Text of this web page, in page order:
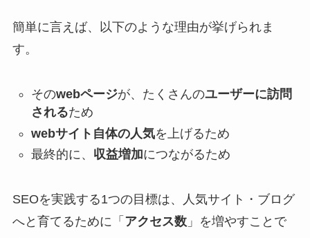
簡単に言えば、以下のような理由が挙げられま
す。
そのwebページが、たくさんのユーザーに訪問
されるため
webサイト自体の人気を上げるため
最終的に、 収益増加につながるため
SEOを実践する1つの目標は、人気サイト・ブログ
へと育てるために「 アクセス数」を増やすことで